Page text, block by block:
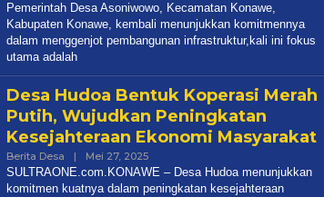
Pemerintah Desa Asoniwowo, Kecamatan Konawe,
Kabupaten Konawe, kembali menunjukkan komitmennya
dalam menggenjot pembangunan infrastruktur,kali ini fokus
utama adalah
Desa Hudoa Bentuk Koperasi Merah
Putih, Wujudkan Peningkatan
Kesejahteraan Ekonomi Masyarakat
Berita Desa | Mei 27, 2025Oleh
Redaksi
SULTRAONE.com.KONAWE – Desa Hudoa menunjukkan
komitmen kuatnya dalam peningkatan kesejahteraan